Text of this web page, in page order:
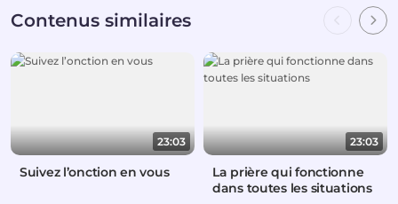
Contenus similaires
23:03
Suivez l’onction en vous
23:03
La prière qui fonctionne
dans toutes les situations